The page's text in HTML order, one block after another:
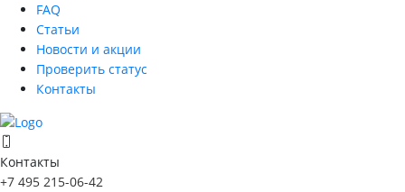
FAQ
Статьи
Новости и акции
Проверить статус
Контакты
Контакты
+7 495 215-06-42